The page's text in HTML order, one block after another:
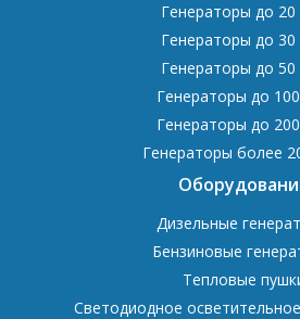
Генераторы до 20
Генераторы до 30
Генераторы до 50
Генераторы до
Генераторы до
Генераторы более
Дизельные
Бензиновые
Тепловые
Светодиодное